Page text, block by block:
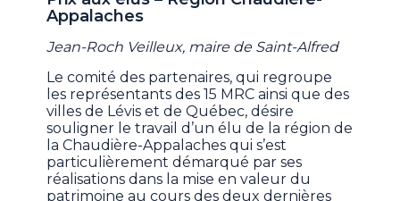
Appalaches
Jean-Roch Veilleux, maire de Saint-Alfred
Le comité des partenaires, qui regroupe
les représentants des 15 MRC ainsi que des
villes de Lévis et de Québec, désire
souligner le travail d’un élu de la région de
la Chaudière-Appalaches qui s’est
particulièrement démarqué par ses
réalisations dans la mise en valeur du
patrimoine au cours des deux dernières